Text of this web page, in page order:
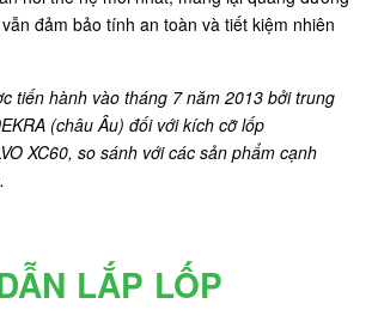
đảm bảo tính an toàn và tiết kiệm nhiên
tiến hành vào tháng 7 năm 2013 bởi trung
(châu Âu) đối với kích cỡ lốp
XC60, so sánh với các sản phẩm cạnh
LẮP LỐP